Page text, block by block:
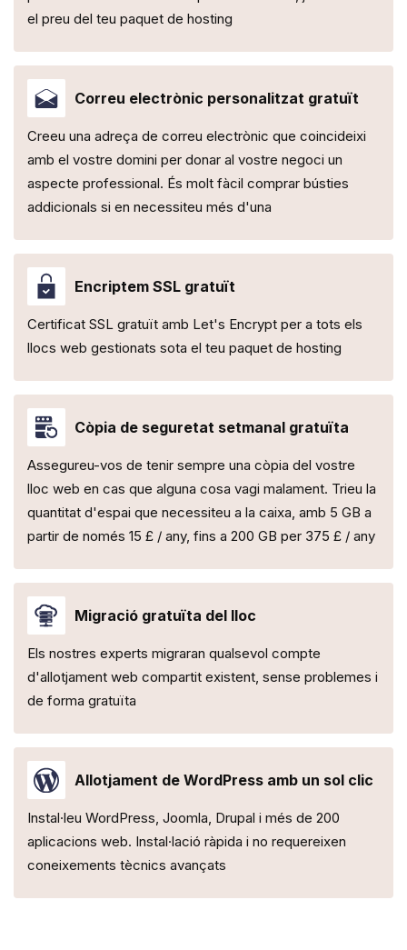
el preu del teu paquet de hosting
Correu electrònic personalitzat gratuït
Creeu una adreça de correu electrònic que coincideixi
amb el vostre domini per donar al vostre negoci un
aspecte professional. És molt fàcil comprar bústies
addicionals si en necessiteu més d'una
Encriptem SSL gratuït
Certificat SSL gratuït amb Let's Encrypt per a tots els
llocs web gestionats sota el teu paquet de hosting
Còpia de seguretat setmanal gratuïta
Assegureu-vos de tenir sempre una còpia del vostre
lloc web en cas que alguna cosa vagi malament. Trieu la
quantitat d'espai que necessiteu a la caixa, amb 5 GB a
partir de només 15 £ / any, fins a 200 GB per 375 £ / any
Migració gratuïta del lloc
Els nostres experts migraran qualsevol compte
d'allotjament web compartit existent, sense problemes i
de forma gratuïta
Allotjament de WordPress amb un sol clic
Instal·leu WordPress, Joomla, Drupal i més de 200
aplicacions web. Instal·lació ràpida i no requereixen
coneixements tècnics avançats